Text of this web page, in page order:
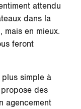
attendu
dans la
mais en mieux.
feront
simple à
des
agencement